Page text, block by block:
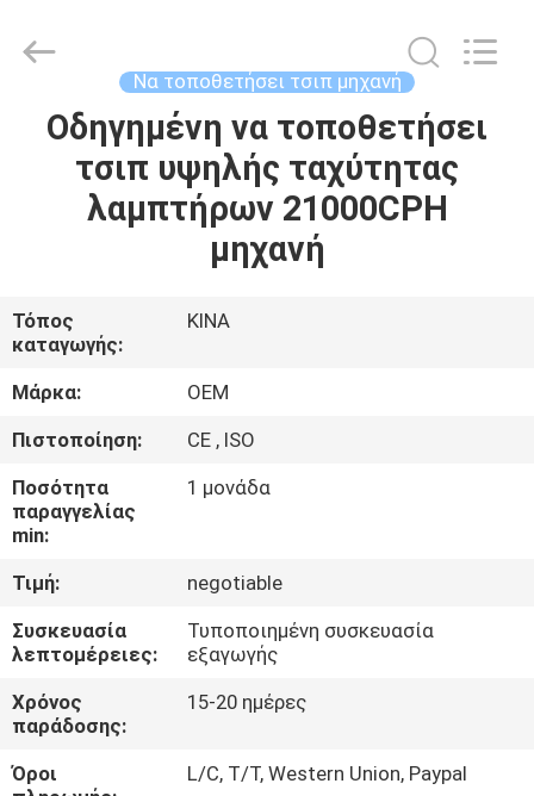
ΣΠΊΤΙ
ΠΡΟΪΌΝΤΑ
ΕΜΕΊΣ
ΓΎΡΟΣ
ΕΡΓΟΣΤΑΣΊΩΝ
ΠΟΙΟΤΙΚΌΣ
ΈΛΕΓΧΟΣ
ΜΑΣ
ΕΛΆΤΕ
ΣΕ
ΕΠΑΦΉ
Enterprise
Management
Reserved.
Να τοποθετήσει τσιπ μηχανή
Οδηγημένη να τοποθετήσει
τσιπ υψηλής ταχύτητας
λαμπτήρων 21000CPH
μηχανή
Τόπος
καταγωγής:
ΚΙΝΑ
Μάρκα:
OEM
Πιστοποίηση:
CE , ISO
Ποσότητα
παραγγελίας
min:
1 μονάδα
Τιμή:
negotiable
Συσκευασία
λεπτομέρειες:
Τυποποιημένη συσκευασία
εξαγωγής
Χρόνος
παράδοσης:
15-20 ημέρες
Όροι
L/C, T/T, Western Union, Paypal